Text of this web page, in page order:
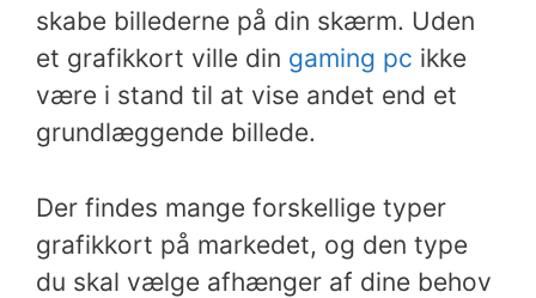
skabe billederne på din skærm. Uden
et grafikkort ville din gaming pc ikke
være i stand til at vise andet end et
grundlæggende billede.
Der findes mange forskellige typer
grafikkort på markedet, og den type
du skal vælge afhænger af dine behov